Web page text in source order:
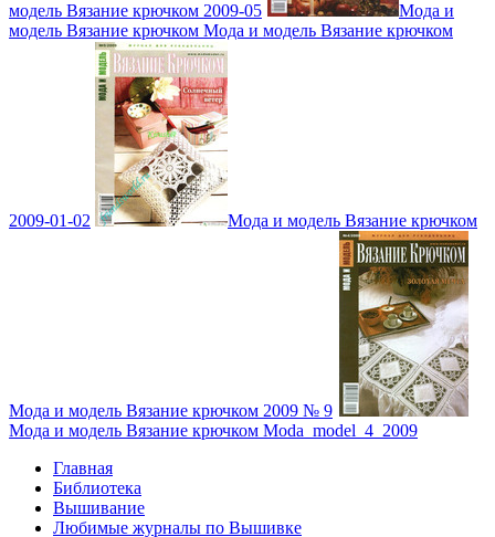
модель Вязание крючком 2009-05
Мода и
модель Вязание крючком Мода и модель Вязание крючком
2009-01-02 Мода и модель Вязание крючком
Мода и модель Вязание крючком 2009 № 9
Мода и модель Вязание крючком Moda_model_4_2009
Главная
Библиотека
Вышивание
Любимые журналы по Вышивке